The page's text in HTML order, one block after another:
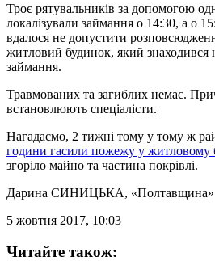
Троє рятувальників за допомогою
локалізували займання о 14:30, а о
вдалося не допустити
житловий будинок, який знаходився
займання.
Травмованих та загиблих немає.
встановлюють спеціалісти.
Нагадаємо, 2 тижні тому у тому ж
години гасили пожежу у житловому
згоріло майно та частина покрівлі.
Дарина СИНИЦЬКА, «Полтавщина»
5 жовтня 2017, 10:03
Читайте також: